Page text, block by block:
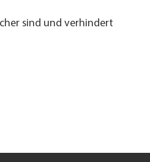
sind und verhindert